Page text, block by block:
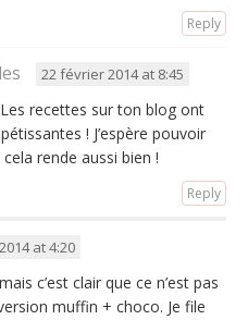
Reply
22 février 2014 at 8:45
recettes sur ton blog ont
! J’espère pouvoir
rende aussi bien !
Reply
at 4:20
c’est clair que ce n’est pas
muffin + choco. Je file